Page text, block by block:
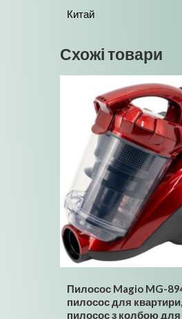
Китай
Схожі товари
Пилосос Magio MG-
пилосос для
пилосос з колбою